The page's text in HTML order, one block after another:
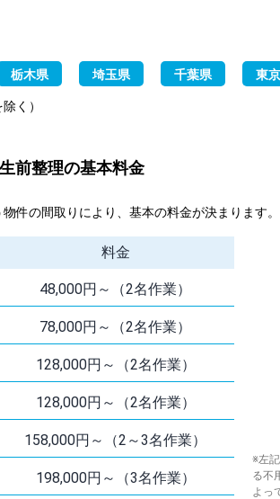
栃木県 埼玉県 千葉県 東
く）
前整理の基本料金
件の間取りにより、基本の料金が決まります。
料金
48,000円～（2名作業）
78,000円～（2名作業）
128,000円～（2名作業）
128,000円～（2名作業）
158,000円～（2～3名作業）
198,000円～（3名作業）
※左
る不
よっ